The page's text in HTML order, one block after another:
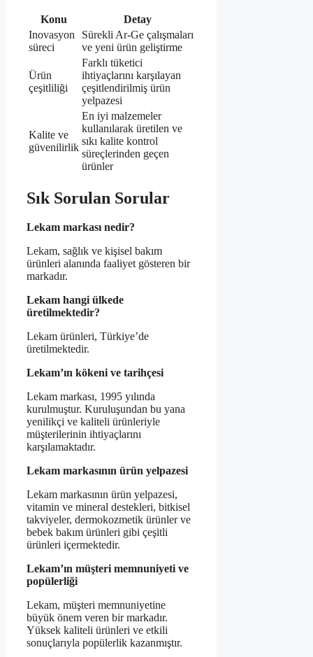
Konu
Detay
Inovasyon
süreci
Sürekli Ar-Ge çalışmaları
ve yeni ürün geliştirme
Ürün
çeşitliliği
Farklı tüketici
ihtiyaçlarını karşılayan
çeşitlendirilmiş ürün
yelpazesi
Kalite ve
güvenilirlik
En iyi malzemeler
kullanılarak üretilen ve
sıkı kalite kontrol
süreçlerinden geçen
ürünler
Sık Sorulan Sorular
Lekam markası nedir?
Lekam, sağlık ve kişisel bakım
ürünleri alanında faaliyet gösteren bir
markadır.
Lekam hangi ülkede
üretilmektedir?
Lekam ürünleri, Türkiye’de
üretilmektedir.
Lekam’ın kökeni ve tarihçesi
Lekam markası, 1995 yılında
kurulmuştur. Kuruluşundan bu yana
yenilikçi ve kaliteli ürünleriyle
müşterilerinin ihtiyaçlarını
karşılamaktadır.
Lekam markasının ürün yelpazesi
Lekam markasının ürün yelpazesi,
vitamin ve mineral destekleri, bitkisel
takviyeler, dermokozmetik ürünler ve
bebek bakım ürünleri gibi çeşitli
ürünleri içermektedir.
Lekam’ın müşteri memnuniyeti ve
popülerliği
Lekam, müşteri memnuniyetine
büyük önem veren bir markadır.
Yüksek kaliteli ürünleri ve etkili
sonuçlarıyla popülerlik kazanmıştır.